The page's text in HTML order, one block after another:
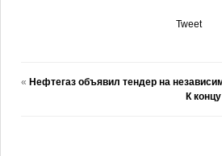
Tweet
« Нефтегаз объявил тендер на
К